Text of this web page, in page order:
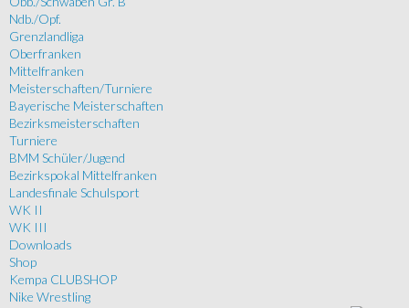
Ndb./Opf.
Grenzlandliga
Oberfranken
Mittelfranken
Meisterschaften/Turniere
Bayerische Meisterschaften
Bezirksmeisterschaften
Turniere
BMM Schüler/Jugend
Bezirkspokal Mittelfranken
Landesfinale Schulsport
WK II
WK III
Downloads
Shop
Kempa CLUBSHOP
Nike Wrestling